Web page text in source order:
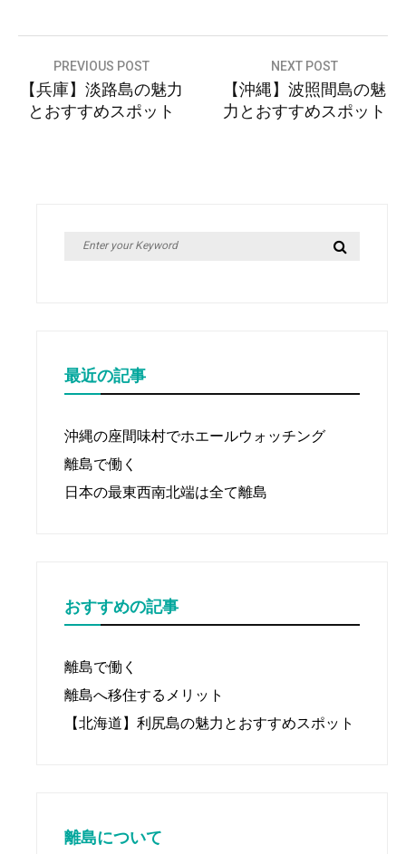
稿
ナ
PREVIOUS POST
【兵庫】淡路島の魅力
とおすすめスポット
NEXT POST
【沖縄】波照間島の魅
力とおすすめスポット
Search
最近の記事
沖縄の座間味村でホエールウォッチング
離島で働く
日本の最東西南北端は全て離島
おすすめの記事
離島で働く
離島へ移住するメリット
【北海道】利尻島の魅力とおすすめスポット
離島について